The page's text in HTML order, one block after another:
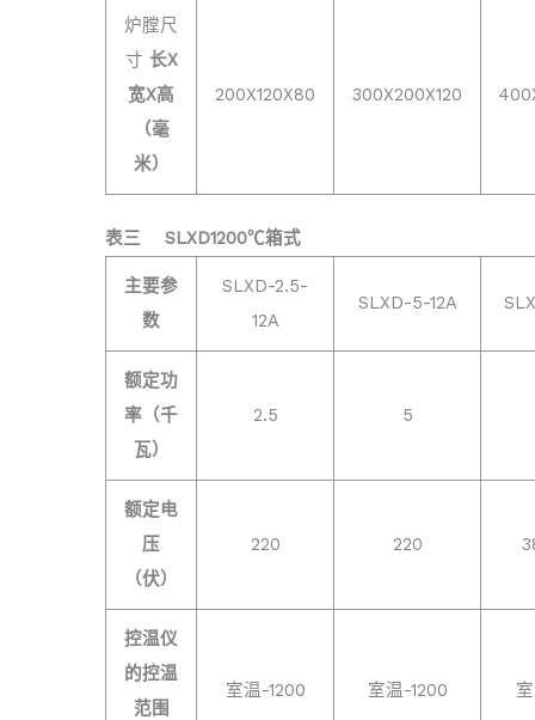
炉膛尺
寸 长X
宽X高
（毫
米）
200X120X80 300X200X120
表三 SLXD1200℃箱式
主要参
数
SLXD-2.5-
12A
SLXD-5-12A
额定功
率（千
瓦）
2.5 5
额定电
压
（伏）
220 220
控温仪
的控温
范围
室温-1200 室温-1200